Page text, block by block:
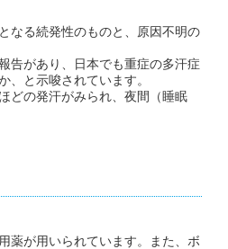
なる続発性のものと、原因不明の
告があり、日本でも重症の多汗症
、と示唆されています。
どの発汗がみられ、夜間（睡眠
薬が用いられています。また、ボ